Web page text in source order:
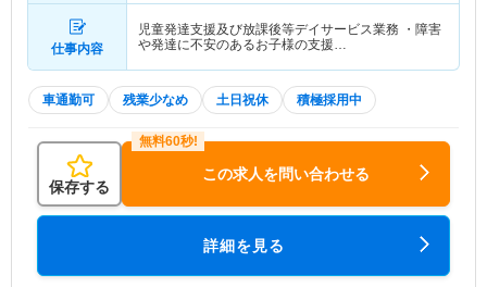
仕事内容
児童発達支援及び放課後等デイサービス業務 ・障害
や発達に不安のあるお子様の支援…
車通勤可 残業少なめ 土日祝休 積極採用中
保存する
この求人を問い合わせる
詳細を見る